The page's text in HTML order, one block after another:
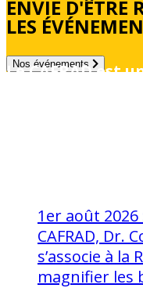
ENVIE D'ÊTRE
LES
Nos événements
Le CAFRAD est
1er août
CAFRAD, Dr.
s’associe à
magnifier les